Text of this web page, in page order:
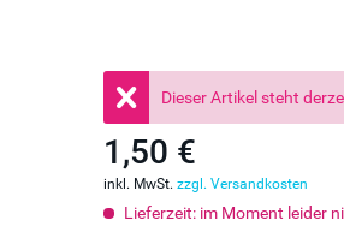
Dieser Artikel steht
1,50 €
inkl. MwSt.zzgl. Versandkosten
Lieferzeit: im Moment leider